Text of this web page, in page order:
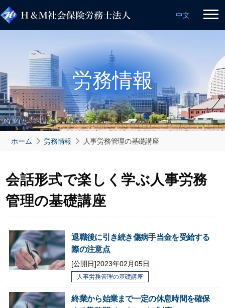
中文
労務情報
ホーム 労務情報 人事労務管理の基礎講座
会話形式で楽しく学ぶ人事労務
管理の基礎講座
退職後に引き続き傷病手当金を受給する
際の注意点
[公開日]2023年02月05日
人事労務管理の基礎講座
終業から始業まで一定の休息時間を確保